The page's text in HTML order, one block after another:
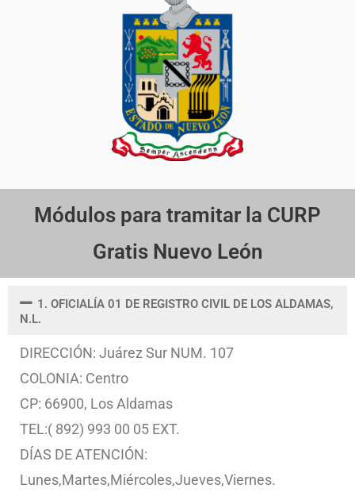
Módulos para tramitar la CURP
Gratis Nuevo León
1. OFICIALÍA 01 DE REGISTRO CIVIL DE LOS ALDAMAS,
N.L.
DIRECCIÓN: Juárez Sur NUM. 107
COLONIA: Centro
CP: 66900, Los Aldamas
TEL:( 892) 993 00 05 EXT.
DÍAS DE ATENCIÓN:
Lunes,Martes,Miércoles,Jueves,Viernes.